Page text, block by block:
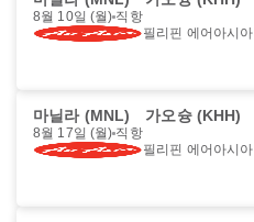
8월 10일 (월) 직항
필리핀 에어아시아
마닐라 (MNL) 가오슝 (KHH)
8월 17일 (월) 직항
필리핀 에어아시아